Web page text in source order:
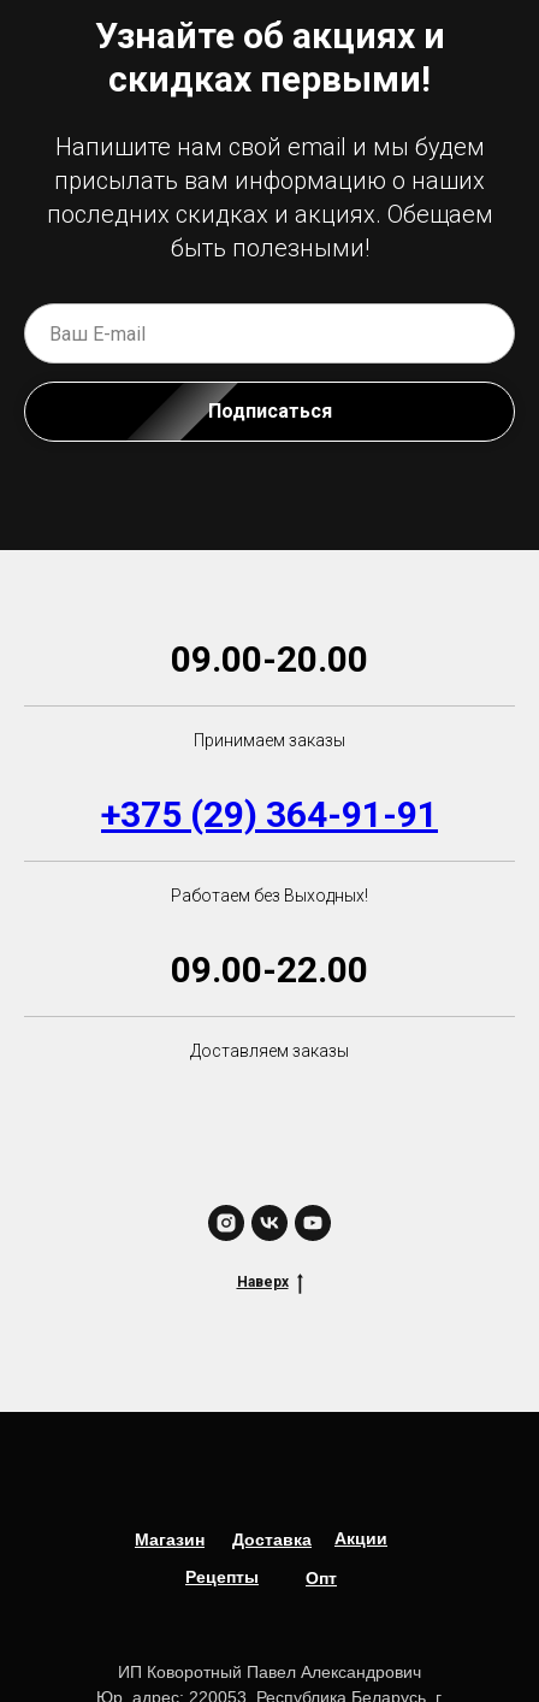
Узнайте об акциях и
скидках первыми!
Напишите нам свой email и мы будем
присылать вам информацию о наших
последних скидках и акциях. Обещаем
быть полезными!
Подписаться
09.00-20.00
Принимаем заказы
+375 (29) 364-91-91
Работаем без Выходных!
09.00-22.00
Доставляем заказы
Наверх
ИП Коворотный Павел Александрович
Юр. адрес: 220053, Республика Беларусь, г.
Магазин Доставка Акции
Опт
Рецепты